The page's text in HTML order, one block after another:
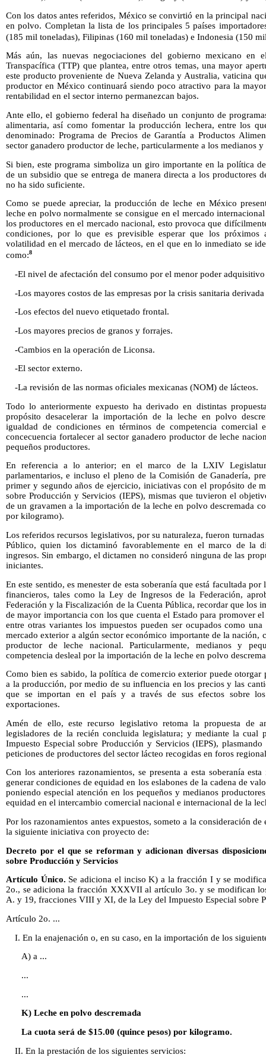
Con los datos antes referidos, México se convirtió en la principal
en polvo. Completan la lista de los principales 5 países
(185 mil toneladas), Filipinas (160 mil toneladas) e Indonesia (150
Más aún, las nuevas negociaciones del gobierno mexicano en
Transpacífica (TTP) que plantea, entre otros temas, una mayor
este producto proveniente de Nueva Zelanda y Australia, vaticina
productor en México continuará siendo poco atractivo para la
rentabilidad en el sector interno permanezcan bajos.
Ante ello, el gobierno federal ha diseñado un conjunto de
alimentaria, así como fomentar la producción lechera, entre los
denominado: Programa de Precios de Garantía a Productos
sector ganadero productor de leche, particularmente a los medianos
Si bien, este programa simboliza un giro importante en la política
de un subsidio que se entrega de manera directa a los productores
no ha sido suficiente.
Como se puede apreciar, la producción de leche en México
leche en polvo normalmente se consigue en el mercado
los productores en el mercado nacional, esto provoca que
condiciones, por lo que es previsible esperar que los próximos
volatilidad en el mercado de lácteos, en el que en lo inmediato se
como:8
-El nivel de afectación del consumo por el menor poder
-Los mayores costos de las empresas por la crisis sanitaria
-Los efectos del nuevo etiquetado frontal.
-Los mayores precios de granos y forrajes.
-Cambios en la operación de Liconsa.
-El sector externo.
-La revisión de las normas oficiales mexicanas (NOM) de lácteos.
Todo lo anteriormente expuesto ha derivado en distintas
propósito desacelerar la importación de la leche en polvo
igualdad de condiciones en términos de competencia
concecuencia fortalecer al sector ganadero productor de leche
pequeños productores.
En referencia a lo anterior; en el marco de la LXIV
parlamentarios, e incluso el pleno de la Comisión de Ganadería,
primer y segundo años de ejercicio, iniciativas con el propósito de
sobre Producción y Servicios (IEPS), mismas que tuvieron el
de un gravamen a la importación de la leche en polvo descremada
por kilogramo).
Los referidos recursos legislativos, por su naturaleza, fueron
Público, quien los dictaminó favorablemente en el marco de la
ingresos. Sin embargo, el dictamen no consideró ninguna de las
iniciantes.
En este sentido, es menester de esta soberanía que está facultada
financieros, tales como la Ley de Ingresos de la Federación,
Federación y la Fiscalización de la Cuenta Pública, recordar que los
de mayor importancia con los que cuenta el Estado para promover
entre otras variantes los impuestos pueden ser ocupados como
mercado exterior a algún sector económico importante de la nación,
productor de leche nacional. Particularmente, medianos y
competencia desleal por la importación de la leche en polvo
Como bien es sabido, la política de comercio exterior puede otorgar
a la producción, por medio de su influencia en los precios y las
que se importan en el país y a través de sus efectos sobre
exportaciones.
Amén de ello, este recurso legislativo retoma la propuesta de
legisladores de la recién concluida legislatura; y mediante la cual
Impuesto Especial sobre Producción y Servicios (IEPS),
peticiones de productores del sector lácteo recogidas en foros
Con los anteriores razonamientos, se presenta a esta soberanía
generar condiciones de equidad en los eslabones de la cadena de
poniendo especial atención en los pequeños y medianos
equidad en el intercambio comercial nacional e internacional de la
Por los razonamientos antes expuestos, someto a la consideración
la siguiente iniciativa con proyecto de:
Decreto por el que se reforman y adicionan diversas
sobre Producción y Servicios
Artículo Único. Se adiciona el inciso K) a la fracción I y se
2o., se adiciona la fracción XXXVII al artículo 3o. y se modifican
A. y 19, fracciones VIII y XI, de la Ley del Impuesto Especial sobre
Artículo 2o. ...
I. En la enajenación o, en su caso, en la importación de los
A) a ...
...
...
K) Leche en polvo descremada
La cuota será de $15.00 (quince pesos) por kilogramo.
II. En la prestación de los siguientes servicios: